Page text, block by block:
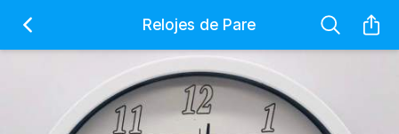
Relojes de Pare